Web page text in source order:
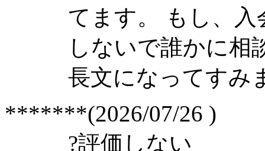
てます。 もし、
しないで誰かに相
長文になってすみ
*******(2026/07/26 )
?評価しない